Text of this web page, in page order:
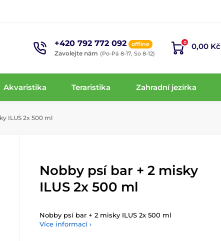
+420 792 772 092 offline
Zavolejte nám (Po-Pá 8-17, So 8-12)
0 0,00 Kč
Akvaristika Teraristika Zahradní jezírka
ILUS 2x 500 ml
Nobby psí bar + 2 misky
ILUS 2x 500 ml
Nobby psí bar + 2 misky ILUS 2x 500 ml
Více informací ›